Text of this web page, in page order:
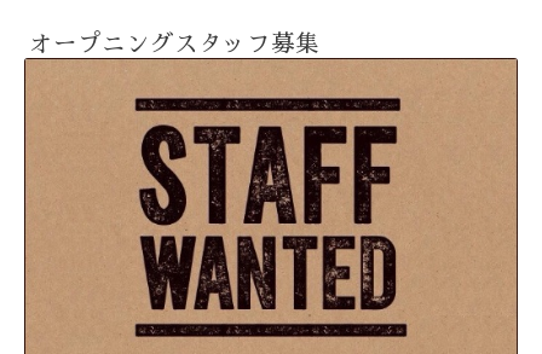
オープニングスタッフ募集